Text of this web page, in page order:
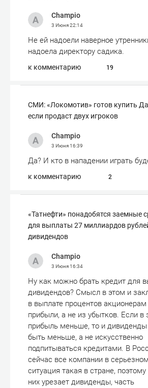
Champio
3 Июня22:14
Не ей надоели наверное
надоела директору садика.
к комментарию 19
СМИ: «Локомотив» готов купить
если продаст двух игроков
Champio
3 Июня16:39
Да? И кто в нападении играть
к комментарию 2
«Татнефти» понадобятся заемные
для выплаты 27 миллиардов
дивидендов
Champio
3 Июня16:34
Ну как можно брать кредит для
дивидендов? Смысл в этом и
в выплате процентов акционерам
прибыли, а не из убытков. Если в
прибыль меньше, то и
быть меньше, а не искусственно
подпитываться кредитами. В
сейчас все компании в
ситуация такая в стране, поэтому
них урезает дивиденды, часть